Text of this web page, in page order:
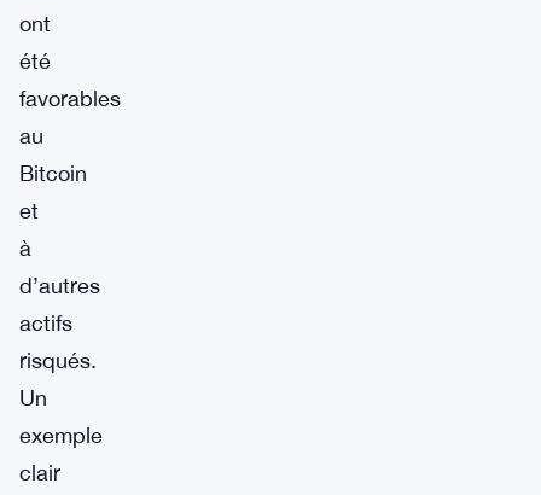
ont
été
favorables
au
Bitcoin
et
à
d’autres
actifs
risqués.
Un
exemple
clair